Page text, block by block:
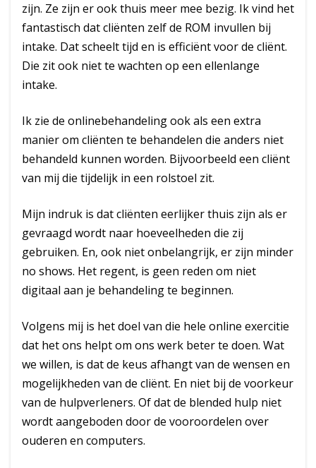
zijn. Ze zijn er ook thuis meer mee bezig. Ik vind het
fantastisch dat cliënten zelf de ROM invullen bij
intake. Dat scheelt tijd en is efficiënt voor de cliënt.
Die zit ook niet te wachten op een ellenlange
intake.
Ik zie de onlinebehandeling ook als een extra
manier om cliënten te behandelen die anders niet
behandeld kunnen worden. Bijvoorbeeld een cliënt
van mij die tijdelijk in een rolstoel zit.
Mijn indruk is dat cliënten eerlijker thuis zijn als er
gevraagd wordt naar hoeveelheden die zij
gebruiken. En, ook niet onbelangrijk, er zijn minder
no shows. Het regent, is geen reden om niet
digitaal aan je behandeling te beginnen.
Volgens mij is het doel van die hele online exercitie
dat het ons helpt om ons werk beter te doen. Wat
we willen, is dat de keus afhangt van de wensen en
mogelijkheden van de cliënt. En niet bij de voorkeur
van de hulpverleners. Of dat de blended hulp niet
wordt aangeboden door de vooroordelen over
ouderen en computers.